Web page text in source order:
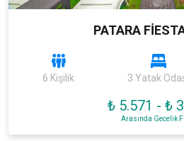
PATARA
6 Kişilik 3 Yatak
₺ 5.571 - ₺
Arasında Gecelik